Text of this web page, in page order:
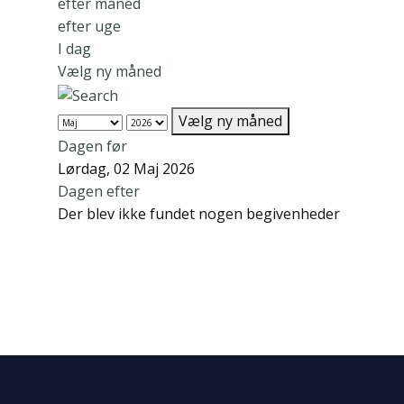
efter uge
I dag
Vælg ny måned
Vælg ny måned
Dagen før
Lørdag, 02 Maj 2026
Dagen efter
Der blev ikke fundet nogen begivenheder